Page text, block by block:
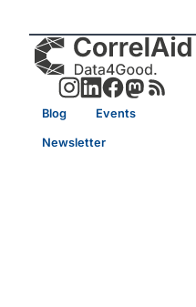
Blog Events
Newsletter